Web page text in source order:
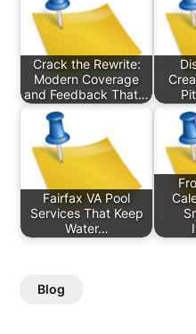
Crack the Rewrite:
Modern Coverage
and Feedback That…
Fairfax VA Pool
Services That Keep
Water…
Blog